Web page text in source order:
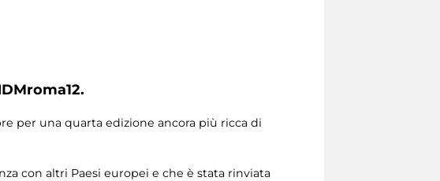
per una quarta edizione ancora più ricca di
con altri Paesi europei e che è stata rinviata